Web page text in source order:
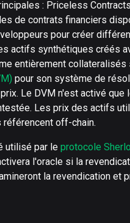
: Priceless
de contrats financiers
pour créer
actifs synthétiques créés
entièrement collateralisés
pour son système de
Le DVM n'est activé que
Les prix des actifs
off-chain.
utilisé par le protocole
l'oracle si la
la revendication et